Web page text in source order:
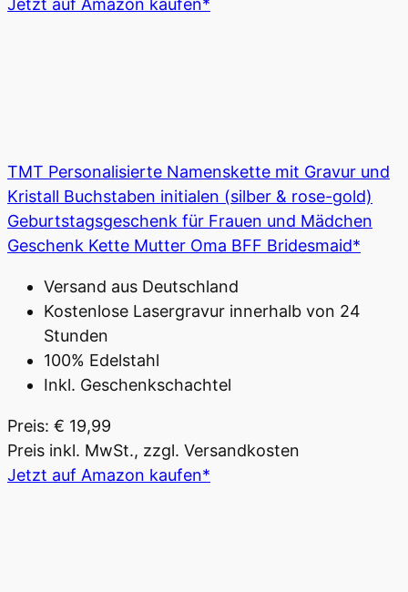
Jetzt auf Amazon kaufen*
TMT Personalisierte Namenskette mit Gravur und
Kristall Buchstaben initialen (silber & rose-gold)
Geburtstagsgeschenk für Frauen und Mädchen
Geschenk Kette Mutter Oma BFF Bridesmaid*
Versand aus Deutschland
Kostenlose Lasergravur innerhalb von 24
Stunden
100% Edelstahl
Inkl. Geschenkschachtel
Preis: € 19,99
Preis inkl. MwSt., zzgl. Versandkosten
Jetzt auf Amazon kaufen*